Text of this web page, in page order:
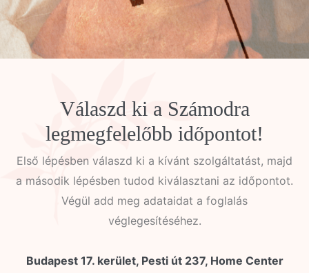
Válaszd ki a Számodra
legmegfelelőbb időpontot!
Első lépésben válaszd ki a kívánt szolgáltatást, majd
a második lépésben tudod kiválasztani az időpontot.
Végül add meg adataidat a foglalás
véglegesítéséhez.
Budapest 17. kerület, Pesti út 237, Home Center